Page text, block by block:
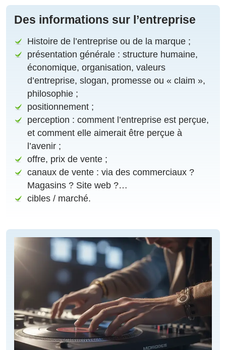
Des informations sur l’entreprise
Histoire de l’entreprise ou de la marque ;
présentation générale : structure humaine,
économique, organisation, valeurs
d’entreprise, slogan, promesse ou « claim »,
philosophie ;
positionnement ;
perception : comment l’entreprise est perçue,
et comment elle aimerait être perçue à
l’avenir ;
offre, prix de vente ;
canaux de vente : via des commerciaux ?
Magasins ? Site web ?…
cibles / marché.